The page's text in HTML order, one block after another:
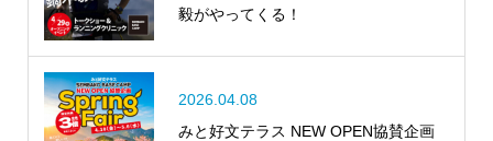
毅がやってくる！
2026.04.08
みと好文テラス NEW OPEN協賛企画